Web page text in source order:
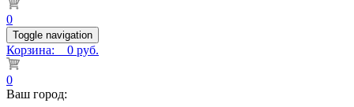
0
Toggle navigation
Корзина: 0 руб.
0
Ваш город: